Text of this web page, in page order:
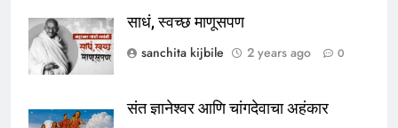
साधं, स्वच्छ माणूसपण
sanchita kijbile
2 years ago 0
संत ज्ञानेश्वर आणि चांगदेवाचा अहंकार